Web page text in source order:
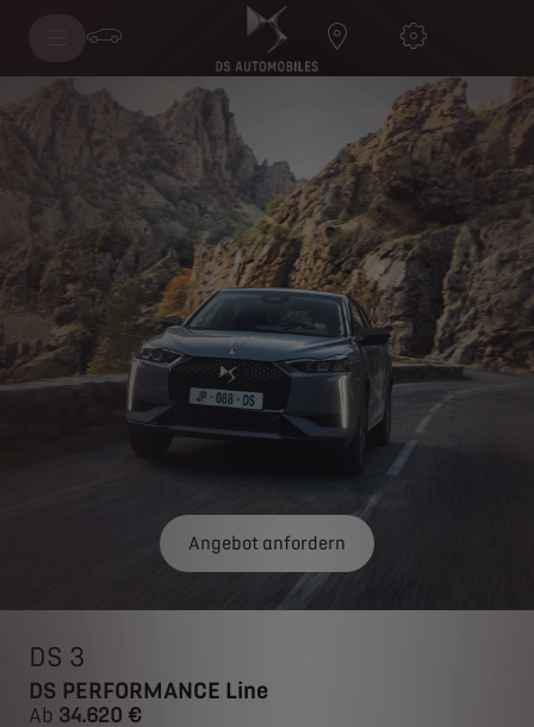
Angebot anfordern
DS 3
DS PERFORMANCE Line
Ab 34.620 €
DS 3 DS PERFORMANCE Line